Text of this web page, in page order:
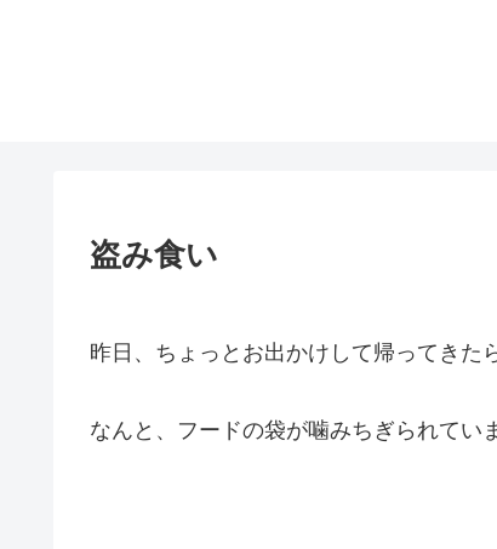
盗み食い
昨日、ちょっとお出かけして帰ってきたら
なんと、フードの袋が噛みちぎられてい